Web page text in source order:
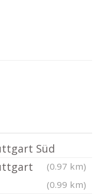
Süd
(0.97 km)
(0.99 km)